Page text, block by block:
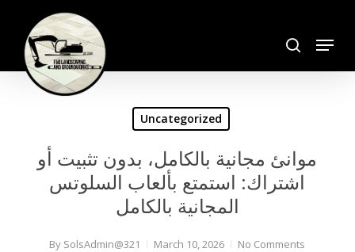
main
content
Menu
Uncategorized
موانئ مجانية بالكامل، بدون تثبيت أو
اشتراك: استمتع بألعاب السلوتس
المجانية بالكامل
By SolsAdmin@321 March 10, 2026 No Comments
Close
Menu